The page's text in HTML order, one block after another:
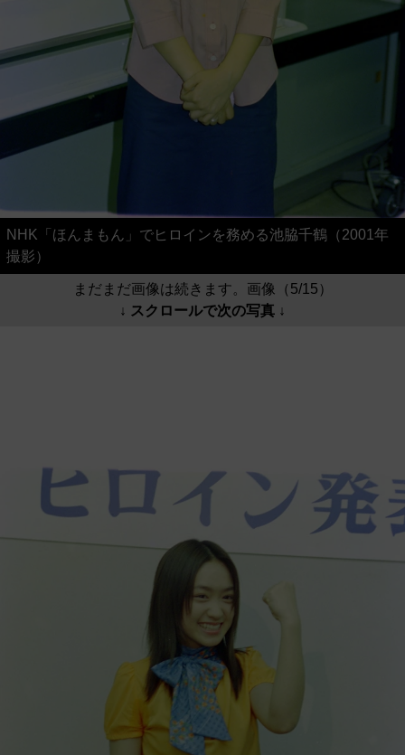
NHK「ほんまもん」でヒロインを務める池脇千鶴（2001年
撮影）
まだまだ画像は続きます。画像（5/15）
↓ スクロールで次の写真 ↓